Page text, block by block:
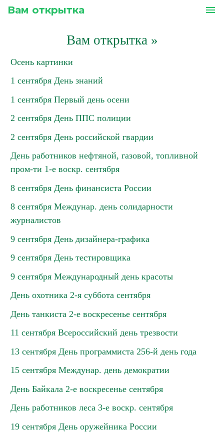
Вам открытка menu
Вам открытка»
Осень картинки
1 сентября День знаний
1 сентября Первый день осени
2 сентября День ППС полиции
2 сентября День российской гвардии
День работников нефтяной, газовой, топливной
пром-ти 1-е воскр. сентября
8 сентября День финансиста России
8 сентября Междунар. день солидарности
журналистов
9 сентября День дизайнера-графика
9 сентября День тестировщика
9 сентября Международный день красоты
День охотника 2-я суббота сентября
День танкиста 2-е воскресенье сентября
11 сентября Всероссийский день трезвости
13 сентября День программиста 256-й день года
15 сентября Междунар. день демократии
День Байкала 2-е воскресенье сентября
День работников леса 3-е воскр. сентября
19 сентября День оружейника России